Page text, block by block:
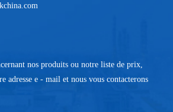
nos produits ou notre liste de prix,
adresse e - mail et nous vous contacterons